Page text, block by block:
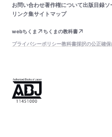
お問い合わせ著作権について出版目録ソ
リンク集サイトマップ
webちくま
ちくまの教科書
プライバシーポリシー教科書採択の公正確